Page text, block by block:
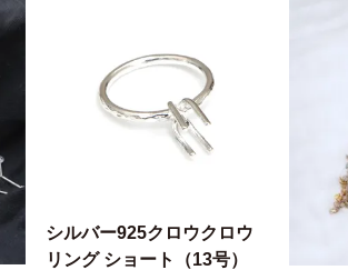
シルバー925クロウクロウ
リング ショート（13号）